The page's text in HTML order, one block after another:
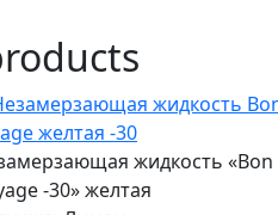
жидкость «Bon
-30» желтая